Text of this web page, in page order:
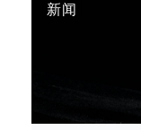
新闻